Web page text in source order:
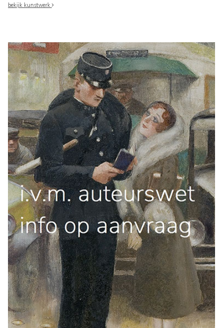
bekijk kunstwerk